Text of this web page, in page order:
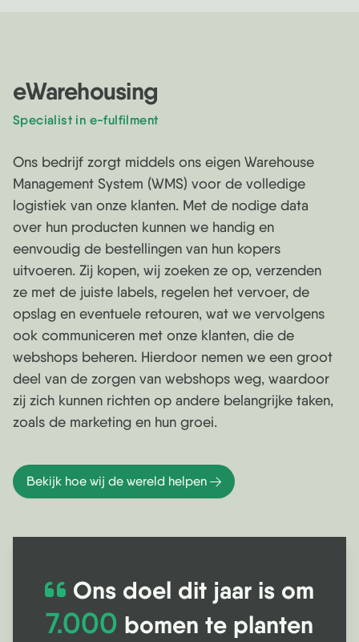
eWarehousing
Specialist in e-fulfilment
Ons bedrijf zorgt middels ons eigen Warehouse
Management System (WMS) voor de volledige
logistiek van onze klanten. Met de nodige data
over hun producten kunnen we handig en
eenvoudig de bestellingen van hun kopers
uitvoeren. Zij kopen, wij zoeken ze op, verzenden
ze met de juiste labels, regelen het vervoer, de
opslag en eventuele retouren, wat we vervolgens
ook communiceren met onze klanten, die de
webshops beheren. Hierdoor nemen we een groot
deel van de zorgen van webshops weg, waardoor
zij zich kunnen richten op andere belangrijke taken,
zoals de marketing en hun groei.
Bekijk hoe wij de wereld helpen
Ons doel dit jaar is om
7.000 bomen te planten